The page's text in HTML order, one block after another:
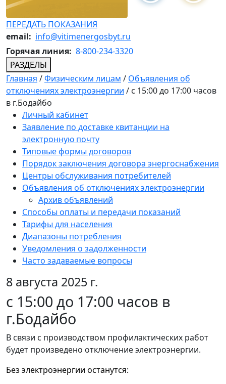
ПЕРЕДАТЬ ПОКАЗАНИЯ
email: info@vitimenergosbyt.ru
Горячая линия: 8-800-234-3320
РАЗДЕЛЫ
Главная /Физическим лицам / Объявления об
отключениях электроэнергии / с 15:00 до 17:00 часов
в г.Бодайбо
Личный кабинет
Заявление по доставке квитанции на
электронную почту
Типовые формы договоров
Порядок заключения договора энергоснабжения
Центры обслуживания потребителей
Объявления об отключениях электроэнергии
Архив объявлений
Способы оплаты и передачи показаний
Тарифы для населения
Диапазоны потребления
Уведомления о задолженности
Часто задаваемые вопросы
8 августа 2025 г.
с 15:00 до 17:00 часов в
г.Бодайбо
В связи с производством профилактических работ
будет произведено отключение электроэнергии.
Без электроэнергии останутся: